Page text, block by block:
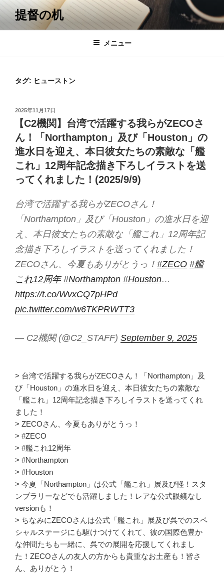
コ
テ
提督の机
メニュー
タグ: ヒューストン
投
日:
2025年11月17日
【C2機関】台湾で活躍する我らがZECOさ
ん！「Northampton」及び「Houston」の
進水日を迎え、本日彼女たちの素敵な「艦
これ」12周年記念描き下ろしイラストを送
ってくれました！(2025/9/9)
台湾で活躍する我らがZECOさん！
「Northampton」及び「Houston」の進水日を迎
え、本日彼女たちの素敵な「艦これ」12周年記
念描き下ろしイラストを送ってくれました！
ZECOさん、今夏もありがとうっ！ #ZECO #艦
これ12周年 #Northampton #Houston…
https://t.co/WvxCQ7pHPd
pic.twitter.com/w6TKPRWTT3
— C2機関 (@C2_STAFF) September 9, 2025
> 台湾で活躍する我らがZECOさん！「Northampton」及
び「Houston」の進水日を迎え、本日彼女たちの素敵な
「艦これ」12周年記念描き下ろしイラストを送ってくれ
ました！
> ZECOさん、今夏もありがとうっ！
> #ZECO
> #艦これ12周年
> #Northampton
> #Houston
> 今夏「Northampton」は公式「艦これ」展及び軽！スタ
ンプラリーなどでも活躍しました！レアな公式眼鏡なし
versionも！
> ちなみにZECOさんは公式「艦これ」展及び呉でのスペ
シャルステージにも駆けつけてくれて、彼の国際色豊か
な仲間たちも一緒に、呉での展開を応援してくれまし
た！ZECOさんの友人の方からも貴重なお土産も！皆さ
ん、ありがとう！